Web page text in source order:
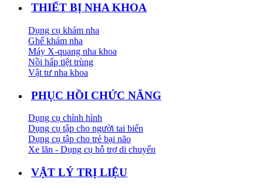
THIẾT BỊ NHA KHOA
Dụng cụ khám nha
Ghế khám nha
Máy X-quang nha khoa
Nồi hấp tiệt trùng
Vật tư nha khoa
PHỤC HỒI CHỨC NĂNG
Dụng cụ chỉnh hình
Dụng cụ tập cho người tai biến
Dụng cụ tập cho trẻ bại não
Xe lăn - Dụng cụ hỗ trợ di chuyển
VẬT LÝ TRỊ LIỆU